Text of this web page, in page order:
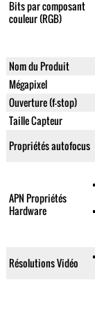
Bits par composant
couleur (RGB)
Nom du Produit
Mégapixel
Ouverture (f-stop)
Taille Capteur
Propriétés autofocus
APN Propriétés
Hardware
Résolutions Vidéo